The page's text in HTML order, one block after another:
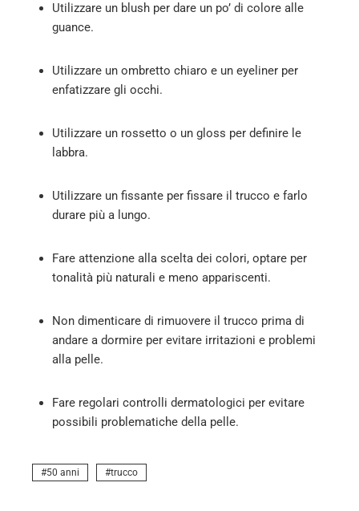
Utilizzare un blush per dare un po’ di colore alle
guance.
Utilizzare un ombretto chiaro e un eyeliner per
enfatizzare gli occhi.
Utilizzare un rossetto o un gloss per definire le
labbra.
Utilizzare un fissante per fissare il trucco e farlo
durare più a lungo.
Fare attenzione alla scelta dei colori, optare per
tonalità più naturali e meno appariscenti.
Non dimenticare di rimuovere il trucco prima di
andare a dormire per evitare irritazioni e problemi
alla pelle.
Fare regolari controlli dermatologici per evitare
possibili problematiche della pelle.
50 anni trucco